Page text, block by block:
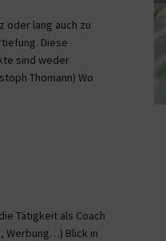
oder lang auch zu
Diese
sind weder
Thomann) Wo
Tätigkeit als Coach
Werbung…) Blick in